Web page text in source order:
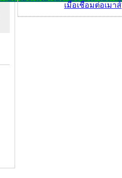
เมื่อเชื่อมต่อเมาส์